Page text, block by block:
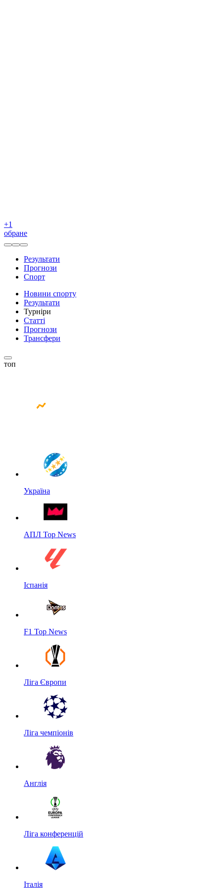
+1
обране
Результати
Прогнози
Спорт
Новини спорту
Результати
Турніри
Статті
Прогнози
Трансфери
топ
Україна
АПЛ Top News
Іспанія
F1 Top News
Ліга Європи
Ліга чемпіонів
Англія
Ліга конференцій
Італія